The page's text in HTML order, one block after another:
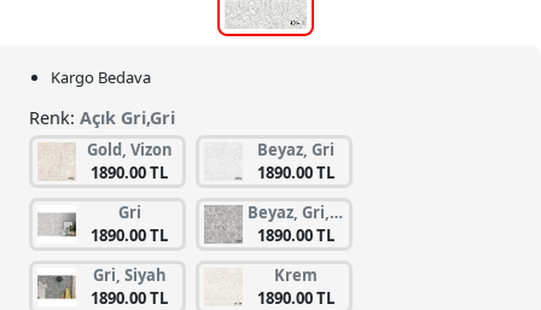
Kargo Bedava
Renk: Açık Gri,Gri
Gold, Vizon
1890.00 TL
Beyaz, Gri
1890.00 TL
Gri
1890.00 TL
Beyaz, Gri, Koyu Gri
1890.00 TL
Gri, Siyah
1890.00 TL
Krem
1890.00 TL